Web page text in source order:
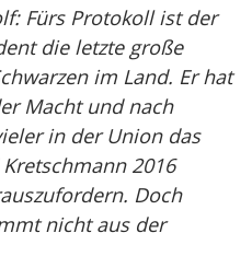
Fürs Protokoll ist der
die letzte große
im Land. Er hat
Macht und nach
in der Union das
2016
Doch
nicht aus der